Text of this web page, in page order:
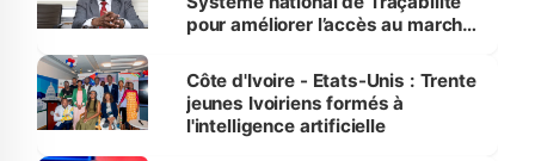
pour améliorer l’accès au marché
Côte d'Ivoire - Etats-Unis : Trente
jeunes Ivoiriens formés à
l'intelligence artificielle